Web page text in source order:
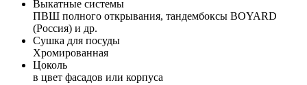
Выкатные системы
ПВШ полного открывания, тандембоксы BOYARD
(Россия) и др.
Сушка для посуды
Хромированная
Цоколь
в цвет фасадов или корпуса